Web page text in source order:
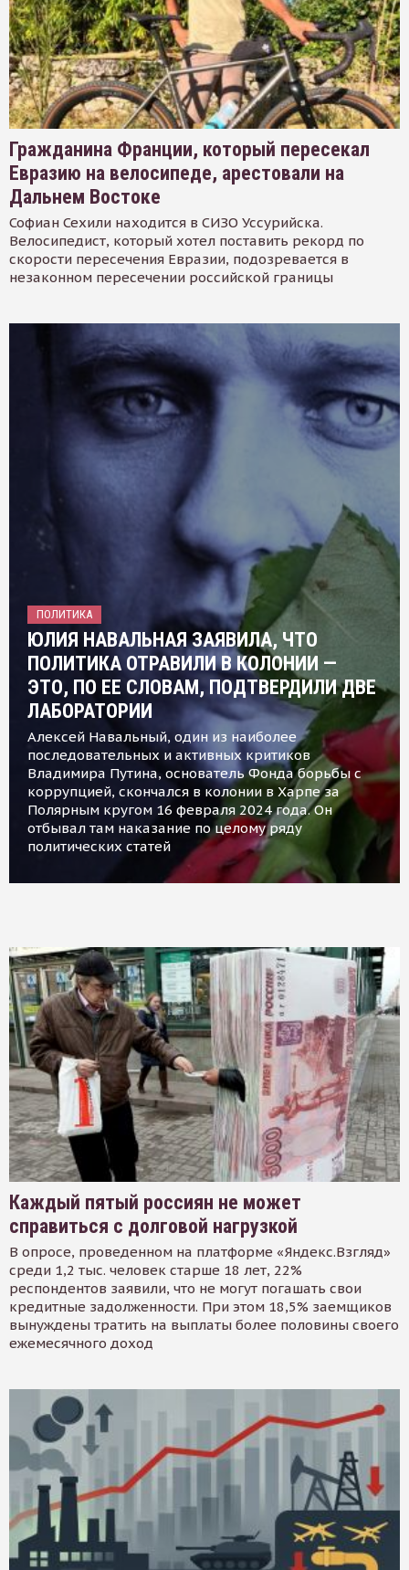
Гражданина Франции, который пересекал
Евразию на велосипеде, арестовали на
Дальнем Востоке
Софиан Сехили находится в СИЗО Уссурийска.
Велосипедист, который хотел поставить рекорд по
скорости пересечения Евразии, подозревается в
незаконном пересечении российской границы
ПОЛИТИКА
ЮЛИЯ НАВАЛЬНАЯ ЗАЯВИЛА, ЧТО
ПОЛИТИКА ОТРАВИЛИ В КОЛОНИИ —
ЭТО, ПО ЕЕ СЛОВАМ, ПОДТВЕРДИЛИ ДВЕ
ЛАБОРАТОРИИ
Алексей Навальный, один из наиболее
последовательных и активных критиков
Владимира Путина, основатель Фонда борьбы с
коррупцией, скончался в колонии в Харпе за
Полярным кругом 16 февраля 2024 года. Он
отбывал там наказание по целому ряду
политических статей
Каждый пятый россиян не может
справиться с долговой нагрузкой
В опросе, проведенном на платформе «Яндекс.Взгляд»
среди 1,2 тыс. человек старше 18 лет, 22%
респондентов заявили, что не могут погашать свои
кредитные задолженности. При этом 18,5% заемщиков
вынуждены тратить на выплаты более половины своего
ежемесячного доход